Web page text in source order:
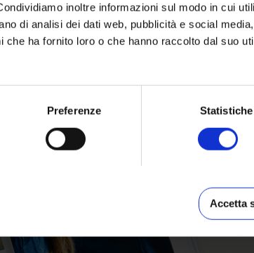
inoltre informazioni sul modo in cui
di analisi dei dati web, pubblicità e social
che ha fornito loro o che hanno raccolto dal suo
Preferenze Statistiche
Accetta